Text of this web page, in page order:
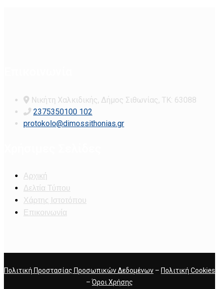
Νικήτη Χαλκιδικής, Δήμος Σιθωνίας, ΤΚ: 63088
2375350100 102
protokolo@dimossithonias.gr
Αρχική
Δελτία Τύπου
Χάρτης Ιστοτόπου
Επικοινωνία
Πολιτική Προστασίας Προσωπικών Δεδομένων – Πολιτική Cookies
–Όροι Χρήσης